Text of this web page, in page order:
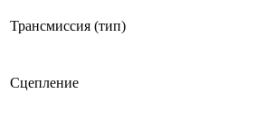
Трансмиссия (тип)
Сцепление